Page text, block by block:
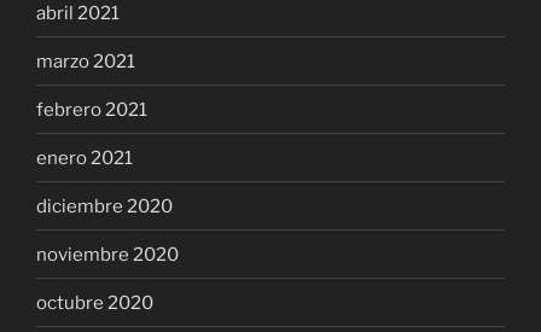
abril 2021
marzo 2021
febrero 2021
enero 2021
diciembre 2020
noviembre 2020
octubre 2020